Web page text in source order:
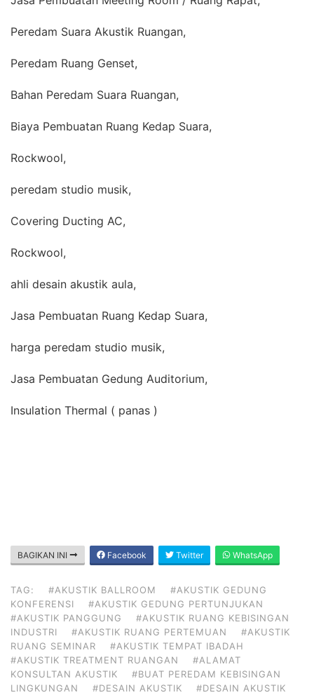
Peredam Suara Akustik Ruangan,
Peredam Ruang Genset,
Bahan Peredam Suara Ruangan,
Biaya Pembuatan Ruang Kedap Suara,
Rockwool,
peredam studio musik,
Covering Ducting AC,
Rockwool,
ahli desain akustik aula,
Jasa Pembuatan Ruang Kedap Suara,
harga peredam studio musik,
Jasa Pembuatan Gedung Auditorium,
Insulation Thermal ( panas )
BAGIKAN INI Facebook Twitter WhatsApp
TAG: #AKUSTIK BALLROOM
#AKUSTIK GEDUNG
KONFERENSI
#AKUSTIK GEDUNG PERTUNJUKAN
#AKUSTIK PANGGUNG
#AKUSTIK RUANG KEBISINGAN
INDUSTRI
#AKUSTIK RUANG PERTEMUAN
#AKUSTIK
RUANG SEMINAR
#AKUSTIK TEMPAT IBADAH
#AKUSTIK TREATMENT RUANGAN
#ALAMAT
KONSULTAN AKUSTIK
#BUAT PEREDAM KEBISINGAN
LINGKUNGAN
#DESAIN AKUSTIK
#DESAIN AKUSTIK